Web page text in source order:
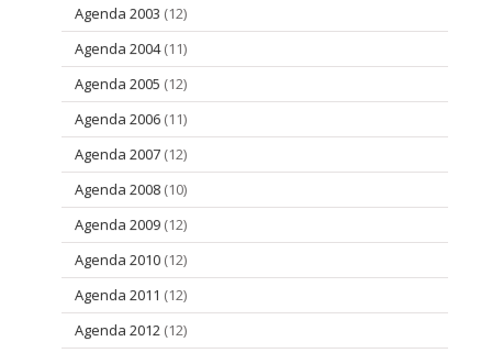
Agenda 2003 (12)
Agenda 2004(11)
Agenda 2005 (12)
Agenda 2006 (11)
Agenda 2007 (12)
Agenda 2008 (10)
Agenda 2009 (12)
Agenda 2010 (12)
Agenda 2011 (12)
Agenda 2012 (12)